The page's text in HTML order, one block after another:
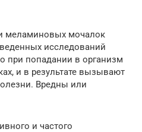
меламиновых мочалок
исследований
при попадании в организм
и в результате вызывают
Вредны или
и частого